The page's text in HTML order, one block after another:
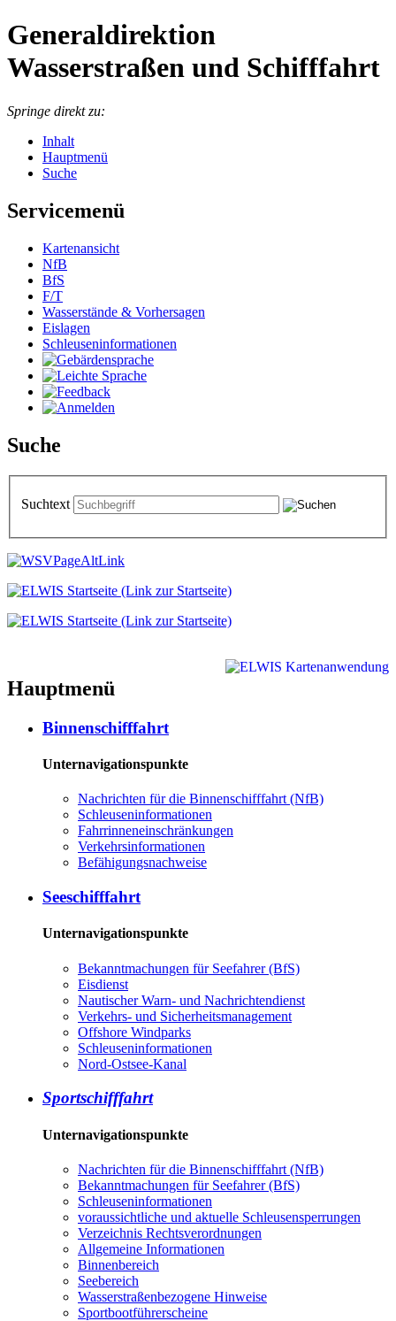
Generaldirektion
Wasserstraßen und Schifffahrt
Springe direkt zu:
Inhalt
Hauptmenü
Suche
Servicemenü
Kartenansicht
NfB
BfS
F/T
Wasserstände & Vorhersagen
Eislagen
Schleuseninformationen
Suche
Suchtext
Hauptmenü
Binnenschifffahrt
Unternavigationspunkte
Nachrichten für die Binnenschifffahrt (NfB)
Schleuseninformationen
Fahrrinneneinschränkungen
Verkehrsinformationen
Befähigungsnachweise
Seeschifffahrt
Unternavigationspunkte
Bekanntmachungen für Seefahrer (BfS)
Eisdienst
Nautischer Warn- und Nachrichtendienst
Verkehrs- und Sicherheitsmanagement
Offshore Windparks
Schleuseninformationen
Nord-Ostsee-Kanal
Sportschifffahrt
Unternavigationspunkte
Nachrichten für die Binnenschifffahrt (NfB)
Bekanntmachungen für Seefahrer (BfS)
Schleuseninformationen
voraussichtliche und aktuelle Schleusensperrungen
Verzeichnis Rechtsverordnungen
Allgemeine Informationen
Binnenbereich
Seebereich
Wasserstraßenbezogene Hinweise
Sportbootführerscheine